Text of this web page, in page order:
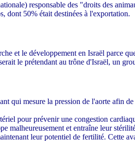
responsable des "droits des
dont 50% était destinées à l'exportation.
et le développement en Israël parce
le prétendant au trône d'Israël, un
qui mesure la pression de l'aorte afin
pour prévenir une congestion
malheureusement et entraîne leur
leur potentiel de fertilité. Cette